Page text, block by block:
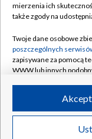
Naziemna
Rada
System NOS
Informacje o
Program dla prasy
©2026
mierzenia ich
także zgody na
Twoje dane osobowe
poszczególnych
zapisywane za pomocą
WWW lub innych
ruchu w Internecie.
Twoje dane osobowe
poszczególnych